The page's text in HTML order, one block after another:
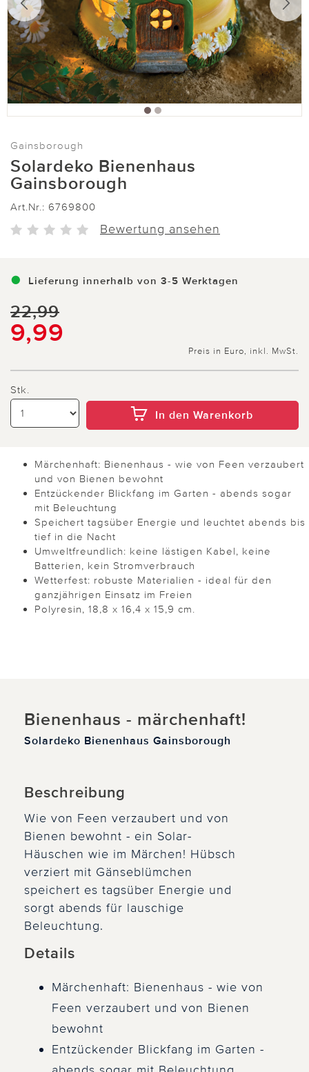
Gainsborough
Solardeko Bienenhaus
Gainsborough
Art.Nr.: 6769800
Bewertung ansehen
Lieferung innerhalb von 3-5 Werktagen
22,99
9,99
Preis in Euro, inkl. MwSt.
Stk.
In den Warenkorb
Märchenhaft: Bienenhaus - wie von Feen verzaubert
und von Bienen bewohnt
Entzückender Blickfang im Garten - abends sogar
mit Beleuchtung
Speichert tagsüber Energie und leuchtet abends bis
tief in die Nacht
Umweltfreundlich: keine lästigen Kabel, keine
Batterien, kein Stromverbrauch
Wetterfest: robuste Materialien - ideal für den
ganzjährigen Einsatz im Freien
Polyresin, 18,8 x 16,4 x 15,9 cm.
Bienenhaus - märchenhaft!
Solardeko Bienenhaus Gainsborough
Beschreibung
Wie von Feen verzaubert und von
Bienen bewohnt - ein Solar-
Häuschen wie im Märchen! Hübsch
verziert mit Gänseblümchen
speichert es tagsüber Energie und
sorgt abends für lauschige
Beleuchtung.
Details
Märchenhaft: Bienenhaus - wie von
Feen verzaubert und von Bienen
bewohnt
Entzückender Blickfang im Garten -